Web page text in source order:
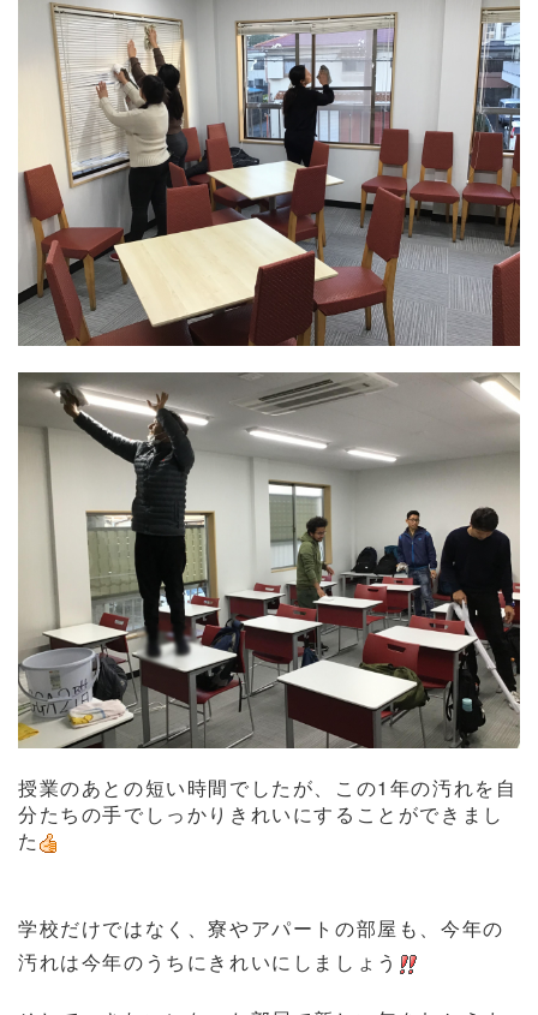
授業のあとの短い時間でしたが、この1年の汚れを自
分たちの手でしっかりきれいにすることができまし
た
学校だけではなく、寮やアパートの部屋も、今年の
汚れは今年のうちにきれいにしましょう